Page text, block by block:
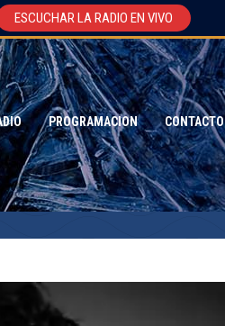
PROGRAMACION CONTACTO
ESCUCHAR LA RADIO EN VIVO